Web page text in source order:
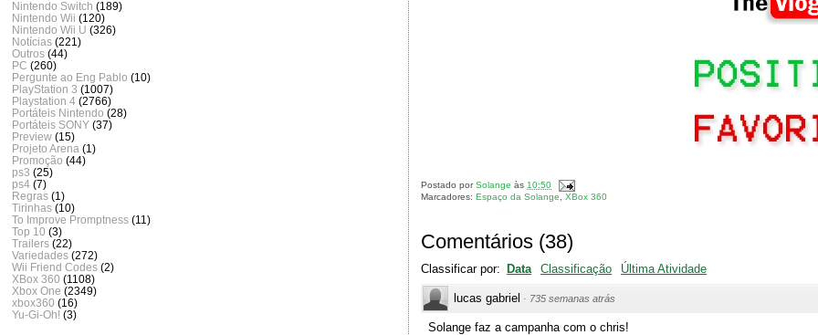
Postado porSolangeàs10:50
Marcadores:Espaço da Solange ,XBox 360
Comentários (38)
Classificar por: Data Classificação Última Atividade
lucas gabriel · 735 semanas atrás
Solange faz a campanha com o chris!
Nintendo Switch (189)
Nintendo Wii (120)
Nintendo Wii U (326)
Notícias (221)
Outros (44)
PC (260)
Pergunte ao Eng Pablo (10)
PlayStation 3 (1007)
Playstation 4 (2766)
Portáteis Nintendo (28)
Portáteis SONY (37)
Preview (15)
Projeto Arena (1)
Promoção (44)
ps3 (25)
ps4 (7)
Regras (1)
Tirinhas (10)
To Improve Promptness (11)
Top 10 (3)
Trailers (22)
Variedades (272)
Wii Friend Codes (2)
XBox 360 (1108)
Xbox One (2349)
xbox360 (16)
Yu-Gi-Oh! (3)